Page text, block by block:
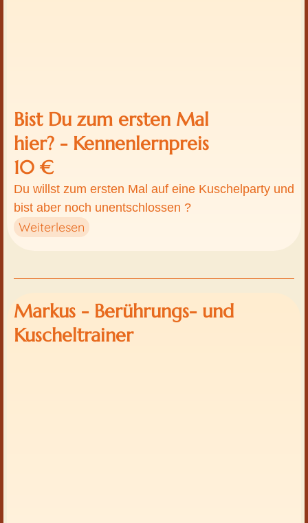
Bist Du zum ersten Mal
hier? - Kennenlernpreis
10 €
Du willst zum ersten Mal auf eine Kuschelparty und
bist aber noch unentschlossen ?
Weiterlesen
Markus - Berührungs- und
Kuscheltrainer